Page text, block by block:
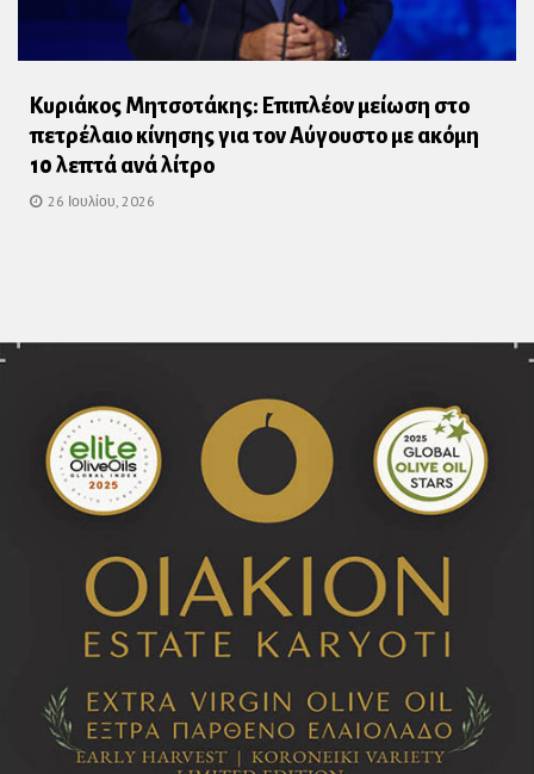
Κυριάκος Μητσοτάκης: Επιπλέον μείωση στο
πετρέλαιο κίνησης για τον Αύγουστο με ακόμη
10 λεπτά ανά λίτρο
26 Ιουλίου, 2026